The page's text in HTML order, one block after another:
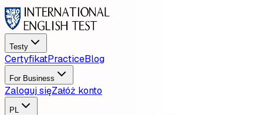
Testy
CertyfikatPracticeBlog
For Business
Zaloguj sięZałóż konto
PL